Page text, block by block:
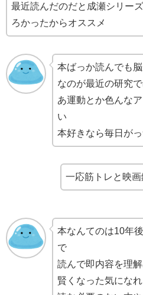
最近読んだのだと成瀬シリー
ろかったからオススメ
本ばっか読んでも
なのが最近の研究
あ運動とか色んな
い
本好きなら毎日が
一応筋トレと映
本なんてのは10年
で
読んで即内容を理
賢くなった気にな